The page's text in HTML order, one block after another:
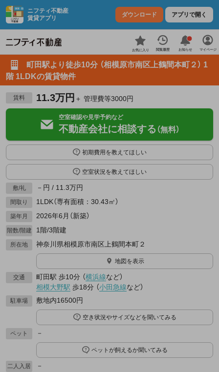
ニフティ不動産
賃貸アプリ
ダウンロード アプリで開く
お気に入り 閲覧履歴 お知らせ マイページ
町田駅より徒歩10分 （相模原市南区上鶴間本町２） 1
階 1LDKの賃貸物件
賃料 11.3万円 ＋ 管理費等3000円
空室確認や見学予約など
不動産会社に相談する （無料）
初期費用を教えてほしい
空室状況を教えてほしい
敷/礼 －円 / 11.3万円
間取り 1LDK（専有面積：30.43㎡）
築年月 2026年6月（新築）
階数/階建 1階/3階建
所在地 神奈川県相模原市南区上鶴間本町２
地図を表示
交通 町田駅 歩10分 （横浜線など）
相模大野駅 歩18分 （小田急線など）
駐車場 敷地内16500円
空き状況やサイズなどを聞いてみる
ペット －
ペットが飼えるか聞いてみる
二人入居 －